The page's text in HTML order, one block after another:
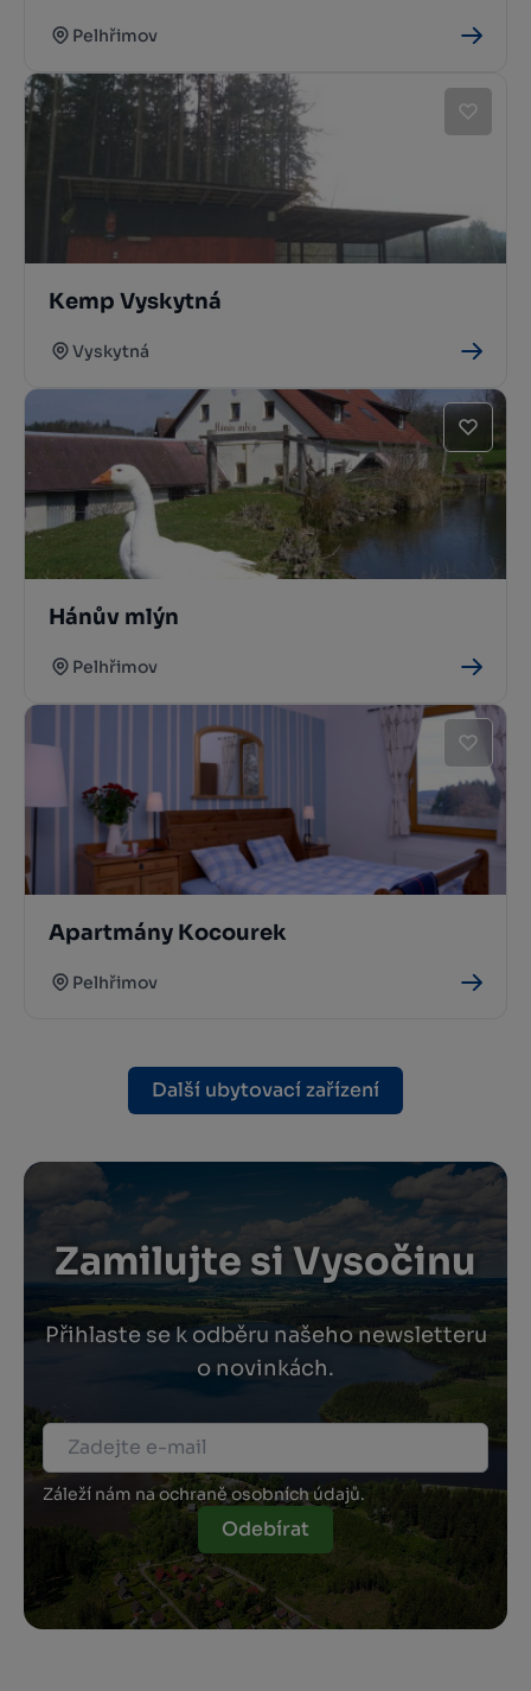
Pelhřimov
Kemp Vyskytná
Vyskytná
Hánův mlýn
Pelhřimov
Apartmány Kocourek
Pelhřimov
Další ubytovací zařízení
Zamilujte si Vysočinu
Přihlaste se k odběru našeho newsletteru
o novinkách.
Záleží nám na ochraně osobních údajů.
Odebírat